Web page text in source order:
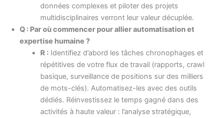
données complexes et piloter des projets
multidisciplinaires verront leur valeur décuplée.
Q : Par où commencer pour allier automatisation et
expertise humaine ?
R :Identifiez d’abord les tâches chronophages et
répétitives de votre flux de travail (rapports, crawl
basique, surveillance de positions sur des milliers
de mots-clés). Automatisez-les avec des outils
dédiés. Réinvestissez le temps gagné dans des
activités à haute valeur : l’analyse stratégique,